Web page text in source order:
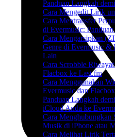
Panduan Langkah
Cara Mengedit Lirik
Cara Mentransfer
di Evermusic:
Cara Mengarsipkan
Genre di Evermusic &
Lain
Cara Scrobble
Flacbox ke Last.fm
Cara Menggunakan
Evermusic dan
Panduan Langkah
iCloud Anda ke
Cara
Musik di iPhone atau
Cara Melihat Lirik